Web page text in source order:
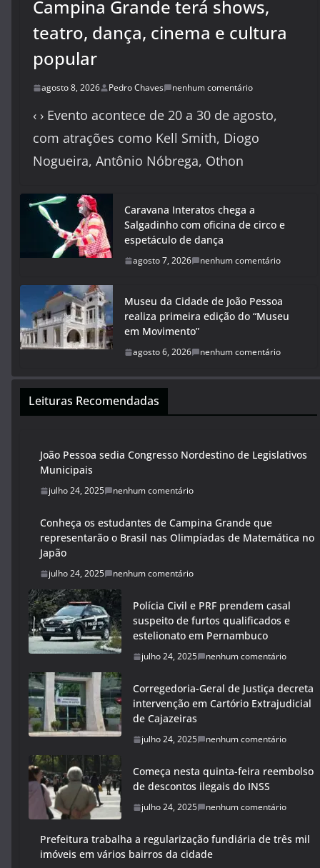
Campina Grande terá shows,
teatro, dança, cinema e cultura
popular
agosto 8, 2026 Pedro Chaves nenhum comentário
‹ › Evento acontece de 20 a 30 de agosto,
com atrações como Kell Smith, Diogo
Nogueira, Antônio Nóbrega, Othon
Caravana Interatos chega a
Salgadinho com oficina de circo e
espetáculo de dança
agosto 7, 2026 nenhum comentário
Museu da Cidade de João Pessoa
realiza primeira edição do “Museu
em Movimento”
agosto 6, 2026 nenhum comentário
Leituras Recomendadas
João Pessoa sedia Congresso Nordestino de Legislativos
Municipais
julho 24, 2025 nenhum comentário
Conheça os estudantes de Campina Grande que
representarão o Brasil nas Olimpíadas de Matemática no
Japão
julho 24, 2025 nenhum comentário
Polícia Civil e PRF prendem casal
suspeito de furtos qualificados e
estelionato em Pernambuco
julho 24, 2025 nenhum comentário
Corregedoria-Geral de Justiça decreta
intervenção em Cartório Extrajudicial
de Cajazeiras
julho 24, 2025 nenhum comentário
Começa nesta quinta-feira reembolso
de descontos ilegais do INSS
julho 24, 2025 nenhum comentário
Prefeitura trabalha a regularização fundiária de três mil
imóveis em vários bairros da cidade